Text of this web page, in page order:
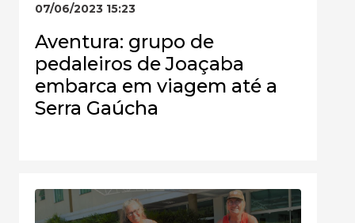
07/06/2023 15:23
Aventura: grupo de
pedaleiros de Joaçaba
embarca em viagem até a
Serra Gaúcha